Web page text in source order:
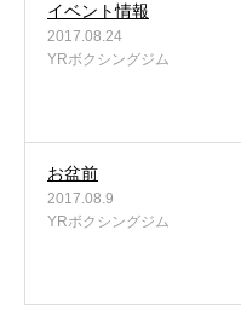
イベント情報
2017.08.24
YRボクシングジム
お盆前
2017.08.9
YRボクシングジム